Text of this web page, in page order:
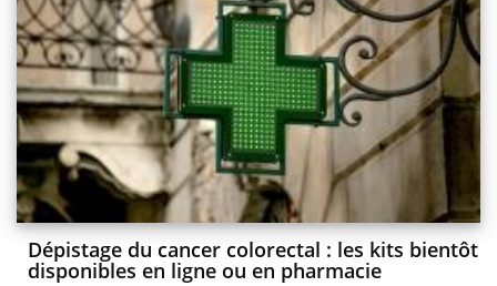
Dépistage du cancer colorectal : les kits bientôt
disponibles en ligne ou en pharmacie